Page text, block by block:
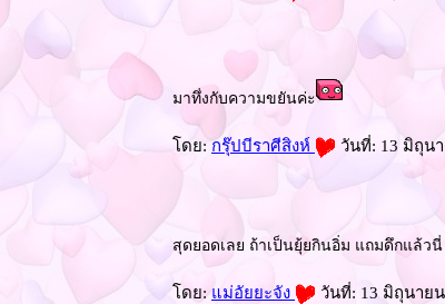
มาทึ่งกับความขยันค่ะ
ดย:กรุ๊ปบีราศีสิงห์ วันที่: 13 มิถุนา
สุดยอดเลย ถ้าเป็นยุ้ยกินอิ่ม แถมดึกแล้ว
ดย:ม่อัยยะจัง วันที่: 13 มิถุนายน